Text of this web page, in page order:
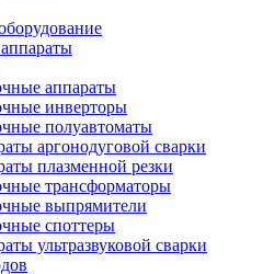
аппараты
инверторы
полуавтоматы
аргонодуговой сварки
плазменной резки
трансформаторы
выпрямители
споттеры
ультразвуковой сварки